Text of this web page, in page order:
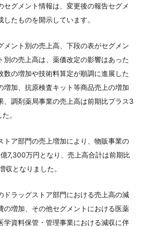
セグメント情報は、変更後の報告セグメ
たものを開示しています。
メント別の売上高、下段の表がセグメン
別の売上高は、薬価改定の影響はあった
数の増加や技術料算定が順調に進展した
増加、抗原検査キット等商品売上の増加
、調剤薬局事業の売上高は前期比プラス3
。
トア部門の売上増加により、物販事業の
7,300万円となり、売上高合計は前期比
収となりました。
ドラッグストア部門における売上高の減
の増加、その他セグメントにおける医薬
学資料保管・管理事業における減収に伴